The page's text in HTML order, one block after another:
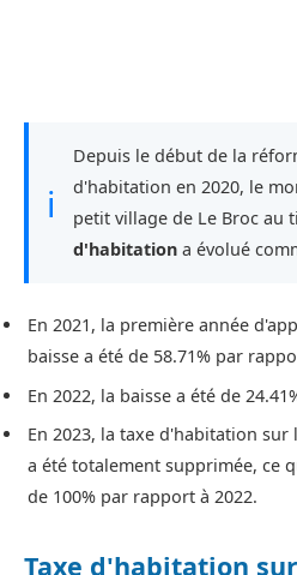
ℹ
Depuis le début de la
d'habitation en 2020, le
petit village de Le Broc au
d'habitation a évolué
En 2021, la première année
baisse a été de 58.71% par
En 2022, la baisse a été de
En 2023, la taxe d'habitation
a été totalement supprimée, ce
de 100% par rapport à 2022.
Taxe d'habitation